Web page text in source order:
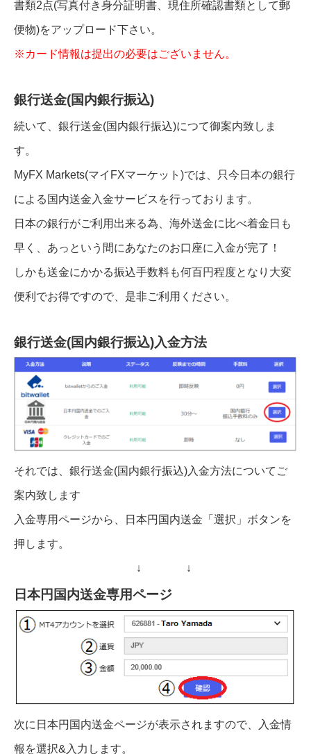
書類2点(写真付き身分証明書、現住所確認書類として郵
便物)をアップロード下さい。
※カード情報は提出の必要はございません。
銀行送金(国内銀行振込)
続いて、銀行送金(国内銀行振込)につて御案内致しま
す。
MyFX Markets(マイFXマーケット)では、只今日本の銀行
による国内送金入金サービスを行っております。
日本の銀行がご利用出来る為、海外送金に比べ着金日も
早く、あっという間にあなたのお口座に入金が完了！
しかも送金にかかる振込手数料も何百円程度となり大変
便利でお得ですので、是非ご利用ください。
銀行送金(国内銀行振込)入金方法
それでは、銀行送金(国内銀行振込)入金方法についてご
案内致します
入金専用ページから、日本円国内送金「選択」ボタンを
押します。
↓ ↓
日本円国内送金専用ページ
次に日本円国内送金ページが表示されますので、入金情
報を選択&入力します。